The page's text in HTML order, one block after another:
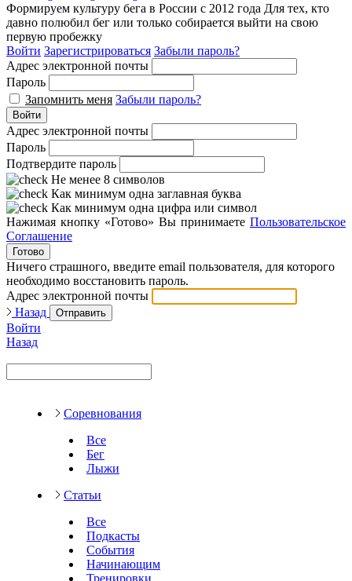
Формируем культуру бега в России с 2012 года Для тех, кто
давно полюбил бег или только собирается выйти на свою
первую пробежку
Войти Зарегистрироваться Забыли пароль?
Адрес электронной почты
Пароль
Запомнить меня Забыли пароль?
Войти
Адрес электронной почты
Пароль
Подтвердите пароль
Не менее 8 символов
Как минимум одна заглавная буква
Как минимум одна цифра или символ
Нажимая кнопку «Готово» Вы принимаете Пользовательское
Соглашение
Готово
Ничего страшного, введите email пользователя, для которого
необходимо восстановить пароль.
Адрес электронной почты
Назад
Отправить
Войти
Назад
Соревнования
Все
Бег
Лыжи
Статьи
Все
Подкасты
События
Начинающим
Тренировки